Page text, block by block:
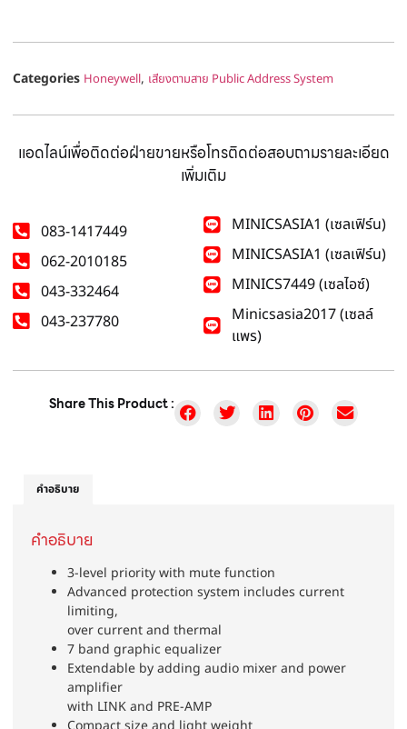
Categories Honeywell, เสียงตามสาย Public Address System
แอดไลน์เพื่อติดต่อฝ่ายขายหรือโทรติดต่อสอบถามรายละเอียด
เพิ่มเติม
083-1417449
062-2010185
043-332464
043-237780
MINICSASIA1 (เซลเฟิร์น)
MINICSASIA1 (เซลเฟิร์น)
MINICS7449 (เซลไอซ์)
Minicsasia2017 (เซลล์
แพร)
Share This Product :
คำอธิบาย
คำอธิบาย
3-level priority with mute function
Advanced protection system includes current
limiting,
over current and thermal
7 band graphic equalizer
Extendable by adding audio mixer and power
amplifier
with LINK and PRE-AMP